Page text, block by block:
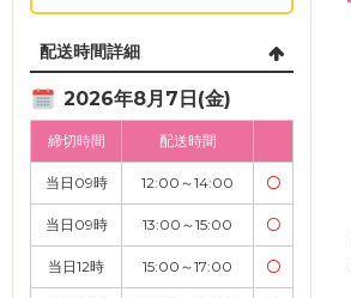
配送時間詳細
2026年8月7日(金)
締切時間 配送時間
当日09時 12:00～14:00 〇
当日09時 13:00～15:00 〇
当日12時 15:00～17:00 〇